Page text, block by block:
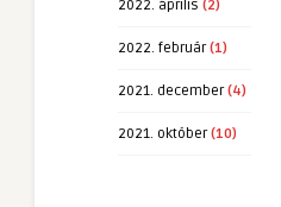
2022. április (2)
2022. február(1)
2021. december(4)
2021. október(10)